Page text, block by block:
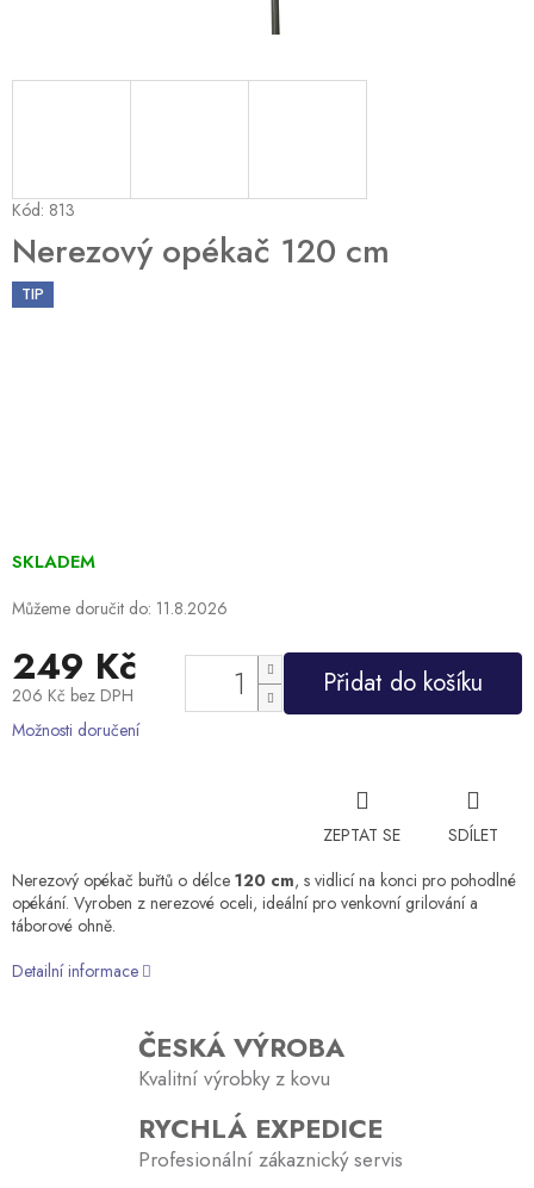
Nerezový opékač 120 cm
Kód: 813
TIP
SKLADEM
Můžeme doručit do: 11.8.2026
249 Kč
206 Kč bez DPH
Měrná
Přidat do košíku
Možnosti doručení
ZEPTAT SE
SDÍLET
Nerezový opékač buřtů o délce 120 cm, s vidlicí na konci pro pohodlné
opékání. Vyroben z nerezové oceli, ideální pro venkovní grilování a
táborové ohně.
Detailní informace
ČESKÁ VÝROBA
Kvalitní výrobky z kovu
RYCHLÁ EXPEDICE
Profesionální zákaznický servis